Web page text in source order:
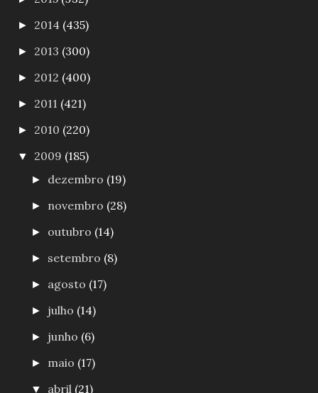
► 2014 (435)
► 2013 (300)
► 2012 (400)
► 2011 (421)
► 2010 (220)
▼ 2009 (185)
► dezembro (19)
► novembro (28)
► outubro (14)
► setembro (8)
► agosto (17)
► julho (14)
► junho (6)
► maio (17)
▼ abril (21)